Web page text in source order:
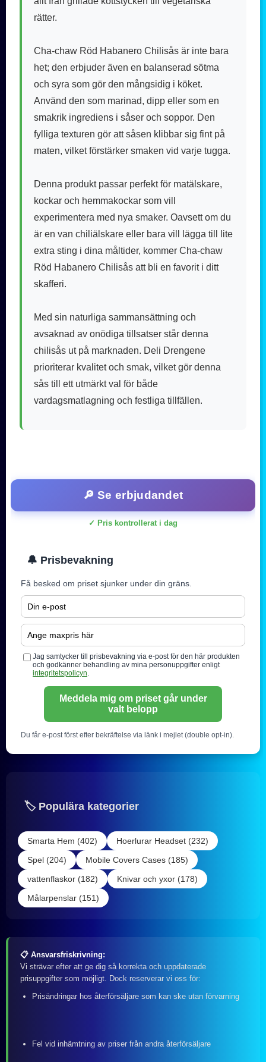
rätter.
Cha-chaw Röd Habanero Chilisås är inte bara
het; den erbjuder även en balanserad sötma
och syra som gör den mångsidig i köket.
Använd den som marinad, dipp eller som en
smakrik ingrediens i såser och soppor. Den
fylliga texturen gör att såsen klibbar sig fint på
maten, vilket förstärker smaken vid varje tugga.
Denna produkt passar perfekt för matälskare,
kockar och hemmakockar som vill
experimentera med nya smaker. Oavsett om du
är en van chiliälskare eller bara vill lägga till lite
extra sting i dina måltider, kommer Cha-chaw
Röd Habanero Chilisås att bli en favorit i ditt
skafferi.
Med sin naturliga sammansättning och
avsaknad av onödiga tillsatser står denna
chilisås ut på marknaden. Deli Drengene
prioriterar kvalitet och smak, vilket gör denna
sås till ett utmärkt val för både
vardagsmatlagning och festliga tillfällen.
🔎 Se erbjudandet
✓ Pris kontrollerat i dag
🔔 Prisbevakning
Få besked om priset sjunker under din gräns.
Jag samtycker till prisbevakning via e-post för den här produkten
och godkänner behandling av mina personuppgifter enligt
integritetspolicyn.
Meddela mig om priset går under
valt belopp
Du får e-post först efter bekräftelse via länk i mejlet (double opt-in).
🏷️ Populära kategorier
Smarta Hem (402)
Hoerlurar Headset (232)
Spel (204)
Mobile Covers Cases (185)
vattenflaskor (182)
Knivar och yxor (178)
Målarpenslar (151)
📋 Ansvarsfriskrivning:
Vi strävar efter att ge dig så korrekta och uppdaterade
prisuppgifter som möjligt. Dock reserverar vi oss för:
Prisändringar hos återförsäljare som kan ske utan förvarning
Fel vid inhämtning av priser från andra återförsäljare